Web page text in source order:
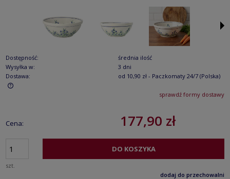
Dostępność:
średnia ilość
Wysyłka w:
3 dni
Dostawa:
od 10,90 zł - Paczkomaty 24/7 (Polska)
Cena nie zawiera ewentualnych kosztów płatnościsprawdź formy dostawy
Cena: 177,90 zł
szt.
DO KOSZYKA
dodaj do przechowalni